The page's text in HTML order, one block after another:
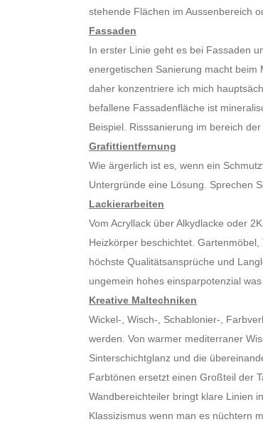
stehende Flächen im Aussenbereich
Fassaden
In erster Linie geht es bei Fassaden
energetischen Sanierung macht beim
daher konzentriere ich mich
befallene Fassadenfläche ist
Beispiel. Risssanierung im bereich
Grafittientfernung
Wie ärgerlich ist es, wenn ein
Untergründe eine Lösung. Sprechen
Lackierarbeiten
Vom Acryllack über Alkydlacke oder
Heizkörper beschichtet.
höchste Qualitätsansprüche und
ungemein hohes einsparpotenzial
Kreative Maltechniken
Wickel-, Wisch-, Schablonier-,
werden. Von warmer mediterraner
Sinterschichtglanz und die
Farbtönen ersetzt einen Großteil der
Wandbereichteiler bringt klare Linien
Klassizismus wenn man es nüchtern